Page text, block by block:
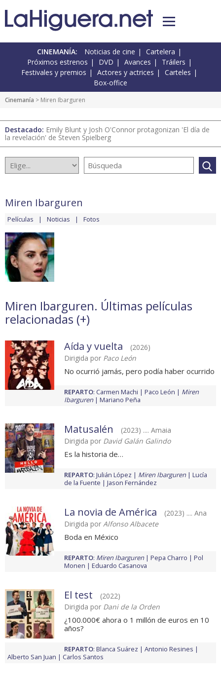
CINEMANÍA: Noticias de cine
Cartelera
Próximos estrenos
DVD Avances
Tráilers
Festivales y premios
Actores y actrices
Carteles
Box-office
Cinemanía > Miren Ibarguren
Destacado: Emily Blunt y Josh O'Connor protagonizan 'El día de
la revelación' de Steven Spielberg
Miren Ibarguren
Películas Noticias Fotos
Miren Ibarguren. Últimas películas
relacionadas (+)
Aída y vuelta
(2026)
Dirigida por Paco León
No ocurrió jamás, pero podía haber ocurrido
REPARTO: Carmen Machi Paco León
Miren
Ibarguren
Mariano Peña
Matusalén
(2023) .... Amaia
Dirigida por David Galán Galindo
Es la historia de…
REPARTO: Julián López Miren Ibarguren
Lucía
de la Fuente
Jason Fernández
La novia de América
(2023) .... Ana
Dirigida por Alfonso Albacete
Boda en México
REPARTO: Miren Ibarguren Pepa Charro
Pol
Monen
Eduardo Casanova
El test
(2022)
Dirigida por Dani de la Orden
¿100.000€ ahora o 1 millón de euros en 10
años?
REPARTO: Blanca Suárez
Antonio Resines
Alberto San Juan
Carlos Santos